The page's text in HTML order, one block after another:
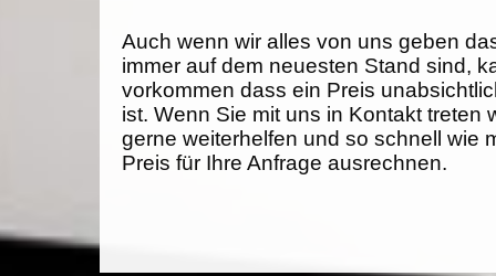
Auch wenn wir alles von uns geben
immer auf dem neuesten Stand sind,
vorkommen dass ein Preis
ist. Wenn Sie mit uns in Kontakt treten
gerne weiterhelfen und so schnell wie
Preis für Ihre Anfrage ausrechnen.